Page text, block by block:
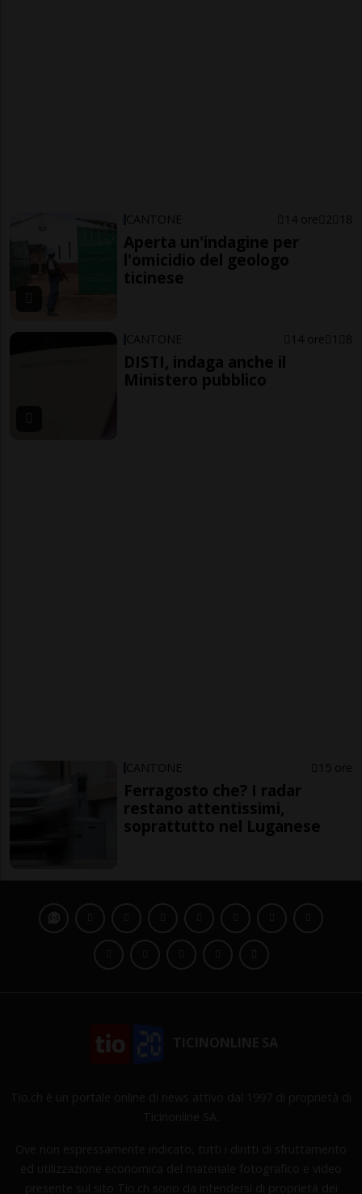
CANTONE 14 ore 2 18
Aperta un'indagine per
l'omicidio del geologo
ticinese
CANTONE 14 ore 1 8
DISTI, indaga anche il
Ministero pubblico
CANTONE 15 ore
Ferragosto che? I radar
restano attentissimi,
soprattutto nel Luganese